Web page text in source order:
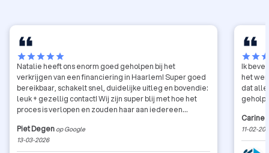
starstarstarstarstar
Natalie heeft ons enorm goed geholpen bij het
verkrijgen van een financiering in Haarlem! Super goed
bereikbaar, schakelt snel, duidelijke uitleg en bovendie:
leuk + gezellig contact! Wij zijn super blij met hoe het
proces is verlopen en zouden haar aan iedereen
Piet Degen op Google
13-03-2026
starstar
Ik
het
dat
Carine
11-02-